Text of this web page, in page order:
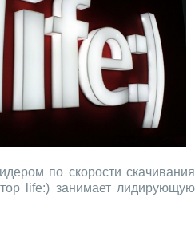
по скорости скачивания
life:) занимает лидирующую